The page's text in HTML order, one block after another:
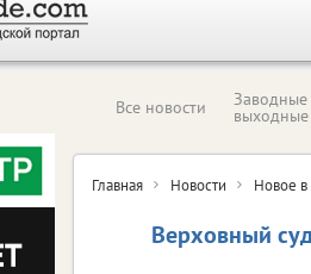
Все новости Заводные
выходные
Главная Новости Новое в
Верховный